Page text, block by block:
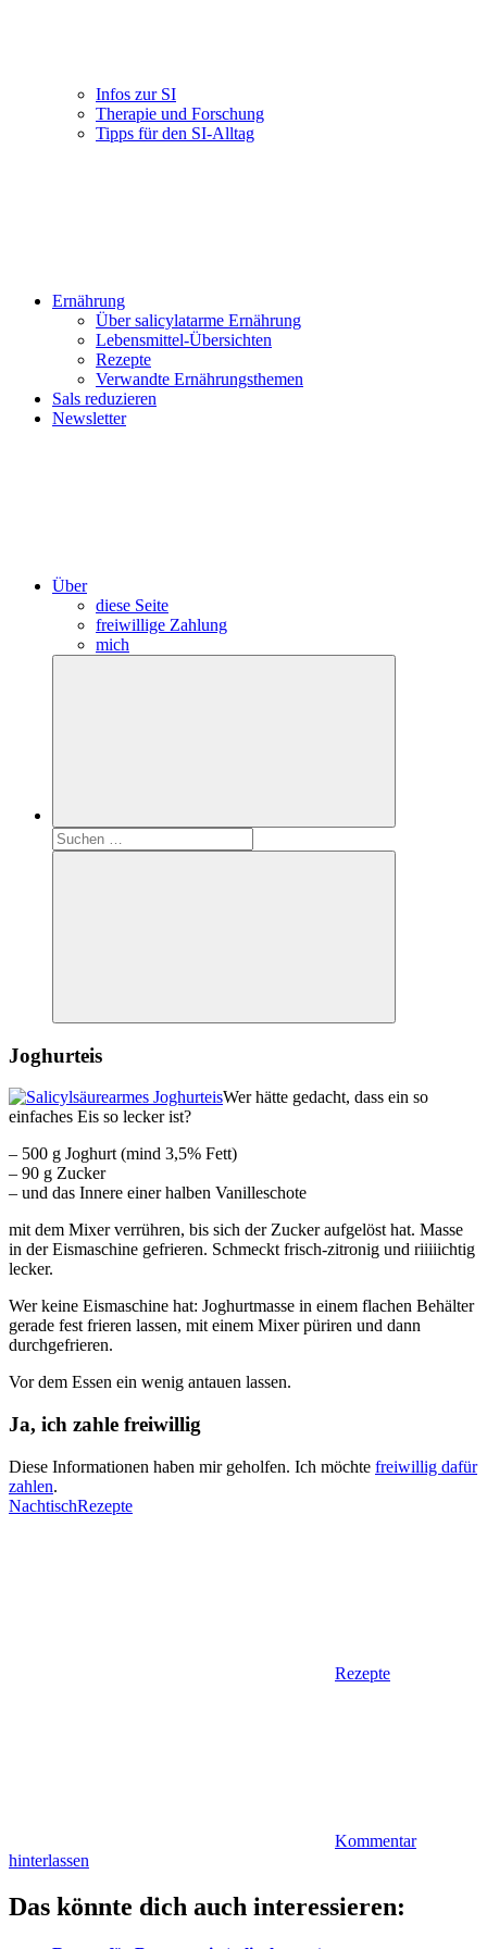
Infos zur SI
Therapie und Forschung
Tipps für den SI-Alltag
Ernährung
Über salicylatarme Ernährung
Lebensmittel-Übersichten
Rezepte
Verwandte Ernährungsthemen
Sals reduzieren
Newsletter
Über
diese Seite
freiwillige Zahlung
mich
Suchen
nach:
Suchen
Joghurteis
Wer hätte gedacht, dass ein so
einfaches Eis so lecker ist?
– 500 g Joghurt (mind 3,5% Fett)
– 90 g Zucker
– und das Innere einer halben Vanilleschote
mit dem Mixer verrühren, bis sich der Zucker aufgelöst hat. Masse
in der Eismaschine gefrieren. Schmeckt frisch-zitronig und riiiiichtig
lecker.
Wer keine Eismaschine hat: Joghurtmasse in einem flachen Behälter
gerade fest frieren lassen, mit einem Mixer püriren und dann
durchgefrieren.
Vor dem Essen ein wenig antauen lassen.
Ja, ich zahle freiwillig
Diese Informationen haben mir geholfen. Ich möchte freiwillig dafür
zahlen.
NachtischRezepte
Rezepte
Kommentar
hinterlassen
Das könnte dich auch interessieren: